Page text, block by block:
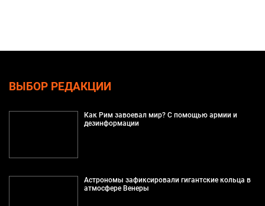
ВЫБОР РЕДАКЦИИ
Как Рим завоевал мир? С помощью армии и
дезинформации
Астрономы зафиксировали гигантские кольца в
атмосфере Венеры